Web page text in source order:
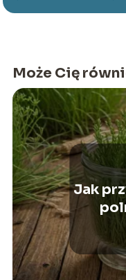
Może Cię
Jak